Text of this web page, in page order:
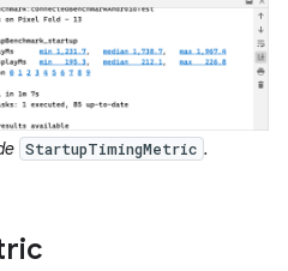
StartupTimingMetric .